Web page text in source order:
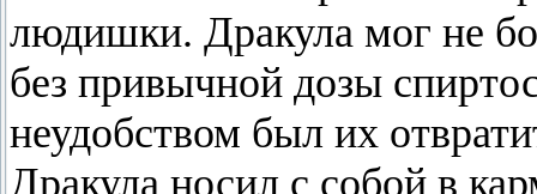
людишки. Дракула мог не
без привычной дозы
неудобством был их
Дракула носил с собой в